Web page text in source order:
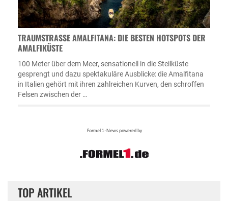
TRAUMSTRASSE AMALFITANA: DIE BESTEN HOTSPOTS DER A
MALFIKÜSTE
100 Meter über dem Meer, sensationell in die Steilküste
gesprengt und dazu spektakuläre Ausblicke: die Amalfitana
in Italien gehört mit ihren zahlreichen Kurven, den schroffen
Felsen zwischen der …
TOP ARTIKEL